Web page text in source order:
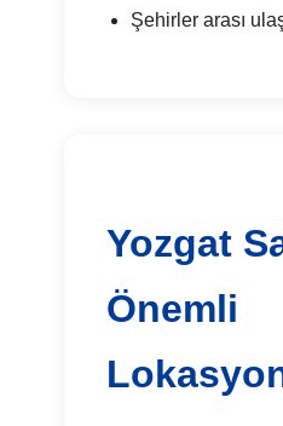
Şehirler arası
Yozgat
Önemli